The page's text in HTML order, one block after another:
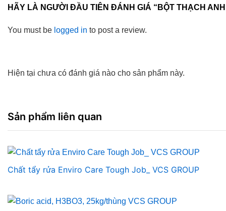
HÃY LÀ NGƯỜI ĐẦU TIÊN ĐÁNH GIÁ “BỘT THẠCH
You must be logged in to post a review.
Hiện tại chưa có đánh giá nào cho sản phẩm này.
Sản phẩm liên quan
Chất tẩy rửa Enviro Care Tough Job_ VCS GROUP